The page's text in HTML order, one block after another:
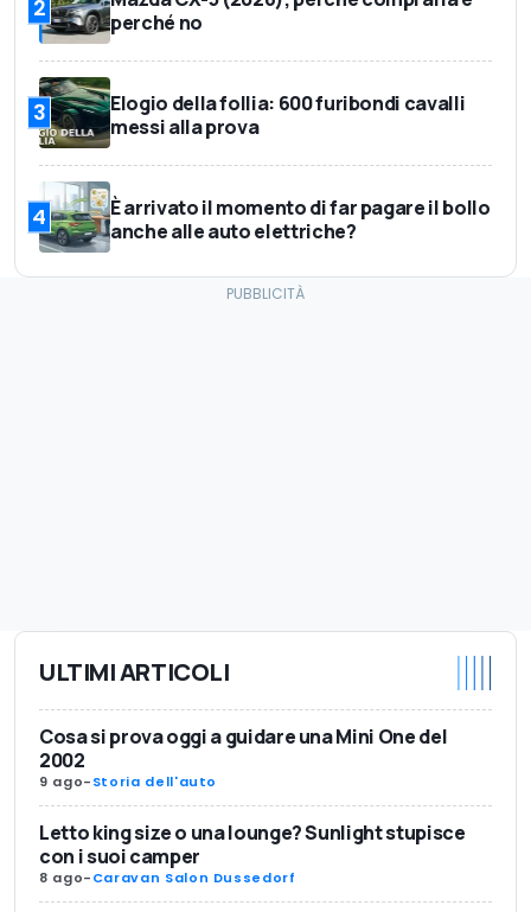
2
perché no
3
Elogio della follia: 600 furibondi cavalli
messi alla prova
4
È arrivato il momento di far pagare il bollo
anche alle auto elettriche?
ULTIMI ARTICOLI
Cosa si prova oggi a guidare una Mini One del
2002
9 ago-Storia dell'auto
Letto king size o una lounge? Sunlight stupisce
con i suoi camper
8 ago-Caravan Salon Dussedorf